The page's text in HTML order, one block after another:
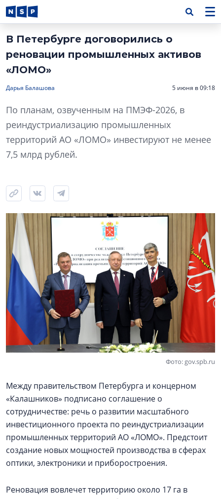
В Петербурге договорились о
реновации промышленных активов
«ЛОМО»
Дарья Балашова 5 июня в 09:18
По планам, озвученным на ПМЭФ-2026, в
реиндустриализацию промышленных
территорий АО «ЛОМО» инвестируют не менее
7,5 млрд рублей.
Фото: gov.spb.ru
Между правительством Петербурга и концерном
«Калашников» подписано соглашение о
сотрудничестве: речь о развитии масштабного
инвестиционного проекта по реиндустриализации
промышленных территорий АО «ЛОМО». Предстоит
создание новых мощностей производства в сферах
оптики, электроники и приборостроения.
Реновация вовлечет территорию около 17 га в